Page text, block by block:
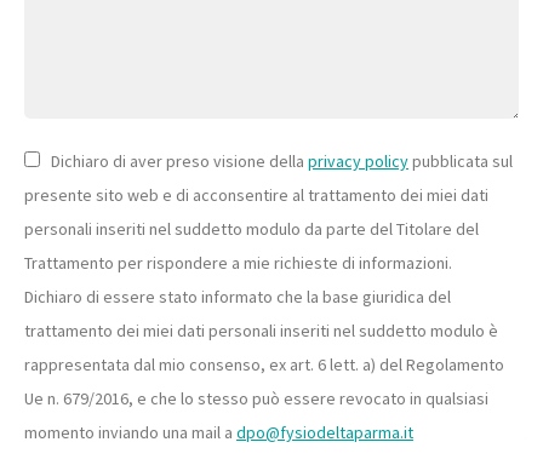
Dichiaro di aver preso visione della privacy policypubblicata sul
presente sito web e di acconsentire al trattamento dei miei dati
personali inseriti nel suddetto modulo da parte del Titolare del
Trattamento per rispondere a mie richieste di informazioni.
Dichiaro di essere stato informato che la base giuridica del
trattamento dei miei dati personali inseriti nel suddetto modulo è
rappresentata dal mio consenso, ex art. 6 lett. a) del Regolamento
Ue n. 679/2016, e che lo stesso può essere revocato in qualsiasi
momento inviando una mail a dpo@fysiodeltaparma.it